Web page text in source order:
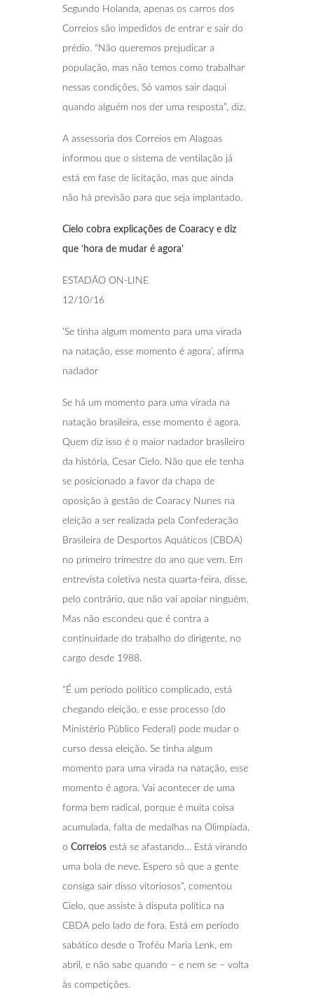
Segundo Holanda, apenas os carros dos
Correios são impedidos de entrar e sair do
prédio. “Não queremos prejudicar a
população, mas não temos como trabalhar
nessas condições. Só vamos sair daqui
quando alguém nos der uma resposta”, diz.
A assessoria dos Correios em Alagoas
informou que o sistema de ventilação já
está em fase de licitação, mas que ainda
não há previsão para que seja implantado.
Cielo cobra explicações de Coaracy e diz
que ‘hora de mudar é agora’
ESTADÃO ON-LINE
12/10/16
‘Se tinha algum momento para uma virada
na natação, esse momento é agora’, afirma
nadador
Se há um momento para uma virada na
natação brasileira, esse momento é agora.
Quem diz isso é o maior nadador brasileiro
da história, Cesar Cielo. Não que ele tenha
se posicionado a favor da chapa de
oposição à gestão de Coaracy Nunes na
eleição a ser realizada pela Confederação
Brasileira de Desportos Aquáticos (CBDA)
no primeiro trimestre do ano que vem. Em
entrevista coletiva nesta quarta-feira, disse,
pelo contrário, que não vai apoiar ninguém.
Mas não escondeu que é contra a
continuidade do trabalho do dirigente, no
cargo desde 1988.
“É um período político complicado, está
chegando eleição, e esse processo (do
Ministério Público Federal) pode mudar o
curso dessa eleição. Se tinha algum
momento para uma virada na natação, esse
momento é agora. Vai acontecer de uma
forma bem radical, porque é muita coisa
acumulada, falta de medalhas na Olimpíada,
o Correios está se afastando… Está virando
uma bola de neve. Espero só que a gente
consiga sair disso vitoriosos”, comentou
Cielo, que assiste à disputa política na
CBDA pelo lado de fora. Está em período
sabático desde o Troféu Maria Lenk, em
abril, e não sabe quando – e nem se – volta
às competições.